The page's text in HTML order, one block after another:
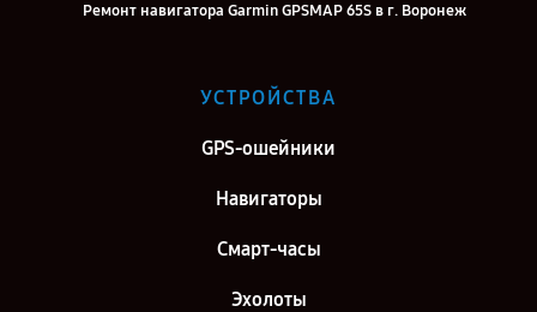
Ремонт навигатора Garmin GPSMAP 65S в г. Воронеж
Ремонт навигатора Garmin GPSMAP 65S в г. Самара
УСТРОЙСТВА
GPS-ошейники
Навигаторы
Смарт-часы
Эхолоты